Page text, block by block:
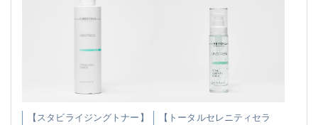
【スタビライジングトナー】 【トータルセレニティセラ